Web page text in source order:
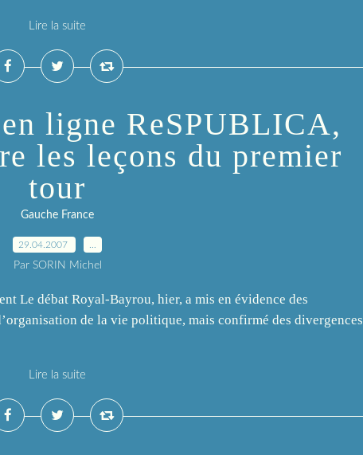
Lire la suite
ligne ReSPUBLICA,
les leçons du premier
tour
Gauche France
29.04.2007
Par SORIN Michel
Le débat Royal-Bayrou, hier, a mis en évidence des
de la vie politique, mais confirmé des divergences
Lire la suite